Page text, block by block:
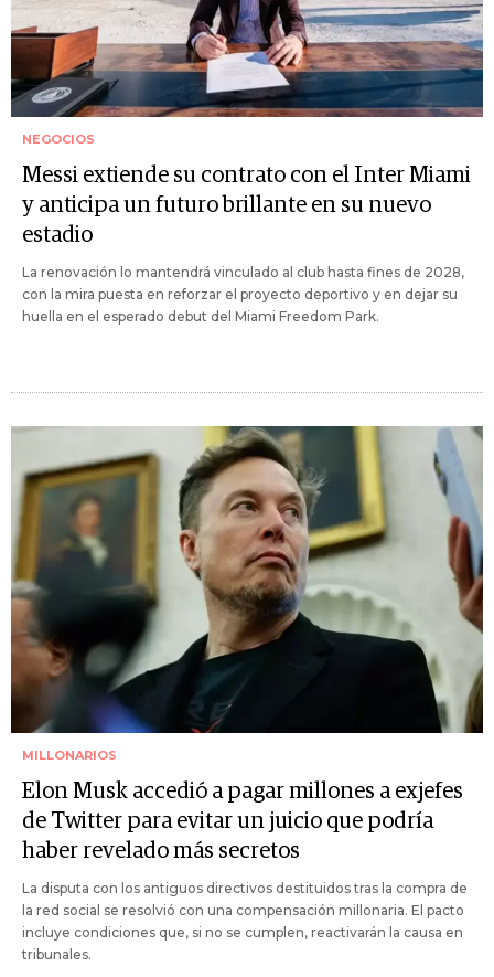
NEGOCIOS
Messi extiende su contrato con el Inter Miami
y anticipa un futuro brillante en su nuevo
estadio
La renovación lo mantendrá vinculado al club hasta fines de 2028,
con la mira puesta en reforzar el proyecto deportivo y en dejar su
huella en el esperado debut del Miami Freedom Park.
MILLONARIOS
Elon Musk accedió a pagar millones a exjefes
de Twitter para evitar un juicio que podría
haber revelado más secretos
La disputa con los antiguos directivos destituidos tras la compra de
la red social se resolvió con una compensación millonaria. El pacto
incluye condiciones que, si no se cumplen, reactivarán la causa en
tribunales.